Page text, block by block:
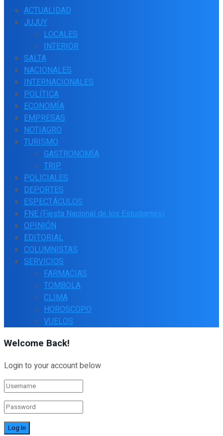
ACTUALIDAD
JUJUY
LOCALES
INTERIOR
SALTA
NACIONALES
INTERNACIONALES
POLÍTICA
ECONOMÍA
EMPRESAS
NOTIAGRO
TURISMO
GASTRONOMÍA
TRIP
POLICIALES
DEPORTES
ESPECTÁCULOS
FNE (Fiesta Nacional de los Estudiantes)
OPINIÓN
EDITORIAL
COLUMNISTAS
SERVICIOS
FARMACIAS
TOMBOLA
CLIMA
HOROSCOPO
VUELOS
Welcome Back!
Login to your account below